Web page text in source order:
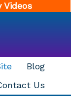
Videos
Blog
Us